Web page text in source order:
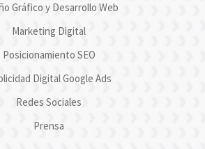
Gráfico y Desarrollo Web
Marketing Digital
Posicionamiento SEO
Digital Google Ads
Redes Sociales
Prensa